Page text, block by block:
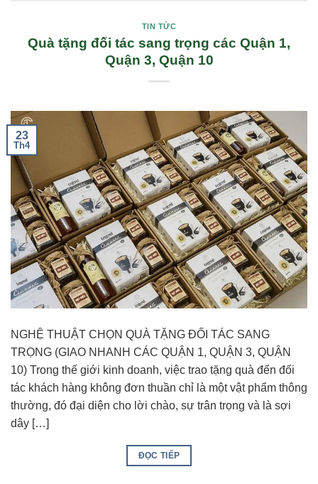
TIN TỨC
Quà tặng đối tác sang trọng các Quận 1,
Quận 3, Quận 10
23
Th4
NGHỆ THUẬT CHỌN QUÀ TẶNG ĐỐI TÁC SANG
TRỌNG (GIAO NHANH CÁC QUẬN 1, QUẬN 3, QUẬN
10) Trong thế giới kinh doanh, việc trao tặng quà đến đối
tác khách hàng không đơn thuần chỉ là một vật phẩm thông
thường, đó đại diện cho lời chào, sự trân trọng và là sợi
dây […]
ĐỌC TIẾP